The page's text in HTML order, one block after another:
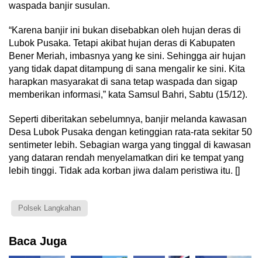
waspada banjir susulan.
“Karena banjir ini bukan disebabkan oleh hujan deras di
Lubok Pusaka. Tetapi akibat hujan deras di Kabupaten
Bener Meriah, imbasnya yang ke sini. Sehingga air hujan
yang tidak dapat ditampung di sana mengalir ke sini. Kita
harapkan masyarakat di sana tetap waspada dan sigap
memberikan informasi,” kata Samsul Bahri, Sabtu (15/12).
Seperti diberitakan sebelumnya, banjir melanda kawasan
Desa Lubok Pusaka dengan ketinggian rata-rata sekitar 50
sentimeter lebih. Sebagian warga yang tinggal di kawasan
yang dataran rendah menyelamatkan diri ke tempat yang
lebih tinggi. Tidak ada korban jiwa dalam peristiwa itu. []
Polsek Langkahan
Baca Juga